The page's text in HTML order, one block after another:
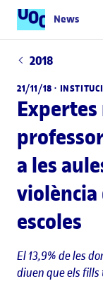
News
2018
21/11/18 ·
a les
violència
escoles
El 13,9% de les
diuen que els